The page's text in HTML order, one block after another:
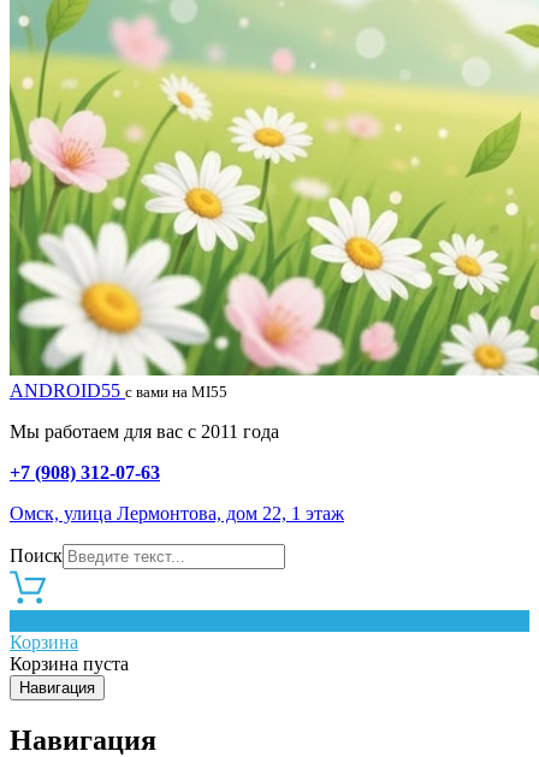
ANDROID55 с вами на MI55
Мы работаем для вас с 2011 года
+7 (908) 312-07-63
Омск, улица Лермонтова, дом 22, 1 этаж
Поиск
Корзина
Корзина пуста
Навигация
Навигация